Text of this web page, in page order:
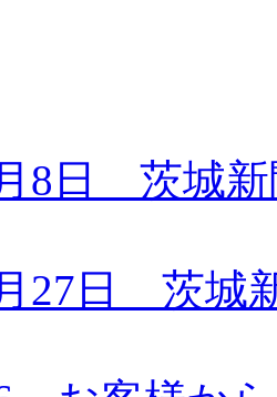
8日 茨城
27日 茨城